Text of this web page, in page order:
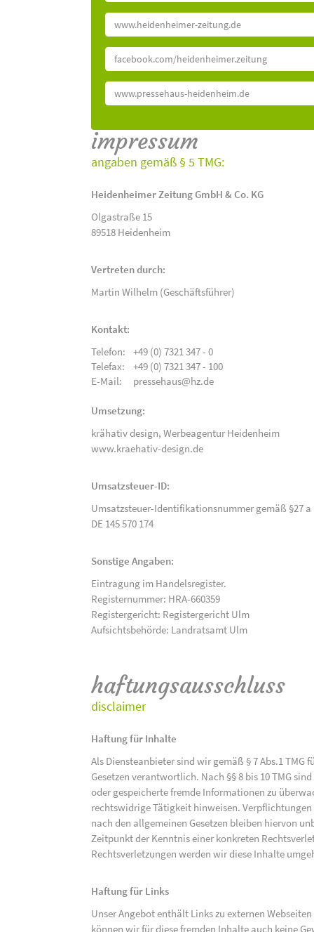
www.heidenheimer-zeitung.de
facebook.com/heidenheimer.zeitung
www.pressehaus-heidenheim.de
impressum
angaben gemäß § 5 TMG:
Heidenheimer Zeitung GmbH & Co. KG
Olgastraße 15
89518 Heidenheim
Vertreten durch:
Martin Wilhelm (Geschäftsführer)
Kontakt:
Telefon:
+49 (0) 7321 347 - 0
Telefax:
+49 (0) 7321 347 - 100
E-Mail:
pressehaus@hz.de
Umsetzung:
krähativ design, Werbeagentur Heidenheim
www.kraehativ-design.de
Umsatzsteuer-ID:
Umsatzsteuer-Identifikationsnummer gemäß §27 a
DE 145 570 174
Sonstige Angaben:
Eintragung im Handelsregister.
Registernummer: HRA-660359
Registergericht: Registergericht Ulm
Aufsichtsbehörde: Landratsamt Ulm
haftungsausschluss
disclaimer
Haftung für Inhalte
Als Diensteanbieter sind wir gemäß § 7 Abs.1
Gesetzen verantwortlich. Nach §§ 8 bis 10 TMG
oder gespeicherte fremde Informationen zu
rechtswidrige Tätigkeit hinweisen.
nach den allgemeinen Gesetzen bleiben hiervon
Zeitpunkt der Kenntnis einer konkreten
Rechtsverletzungen werden wir diese Inhalte
Haftung für Links
Unser Angebot enthält Links zu externen
können wir für diese fremden Inhalte auch keine